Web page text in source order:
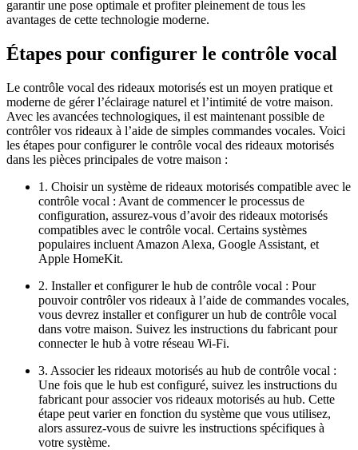
garantir une pose optimale et profiter pleinement de tous les
avantages de cette technologie moderne.
Étapes pour configurer le contrôle vocal
Le contrôle vocal des rideaux motorisés est un moyen pratique et
moderne de gérer l’éclairage naturel et l’intimité de votre maison.
Avec les avancées technologiques, il est maintenant possible de
contrôler vos rideaux à l’aide de simples commandes vocales. Voici
les étapes pour configurer le contrôle vocal des rideaux motorisés
dans les pièces principales de votre maison :
1. Choisir un système de rideaux motorisés compatible avec le
contrôle vocal : Avant de commencer le processus de
configuration, assurez-vous d’avoir des rideaux motorisés
compatibles avec le contrôle vocal. Certains systèmes
populaires incluent Amazon Alexa, Google Assistant, et
Apple HomeKit.
2. Installer et configurer le hub de contrôle vocal : Pour
pouvoir contrôler vos rideaux à l’aide de commandes vocales,
vous devrez installer et configurer un hub de contrôle vocal
dans votre maison. Suivez les instructions du fabricant pour
connecter le hub à votre réseau Wi-Fi.
3. Associer les rideaux motorisés au hub de contrôle vocal :
Une fois que le hub est configuré, suivez les instructions du
fabricant pour associer vos rideaux motorisés au hub. Cette
étape peut varier en fonction du système que vous utilisez,
alors assurez-vous de suivre les instructions spécifiques à
votre système.